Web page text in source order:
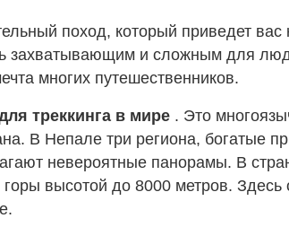
поход, который приведет
захватывающим и сложным для
многих путешественников.
треккинга в мире . Это
В Непале три региона, богатые
невероятные панорамы. В
высотой до 8000 метров. Здесь